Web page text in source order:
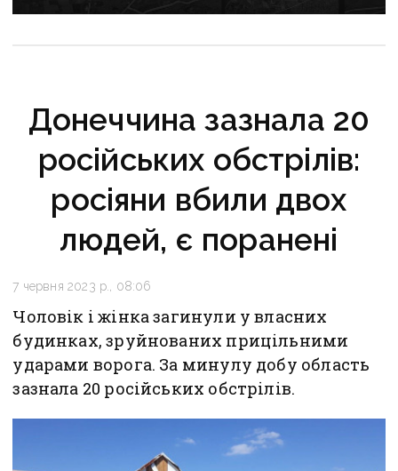
Донеччина зазнала 20
російських обстрілів:
росіяни вбили двох
людей, є поранені
7 червня 2023 р., 08:06
Чоловік і жінка загинули у власних
будинках, зруйнованих прицільними
ударами ворога. За минулу добу область
зазнала 20 російських обстрілів.